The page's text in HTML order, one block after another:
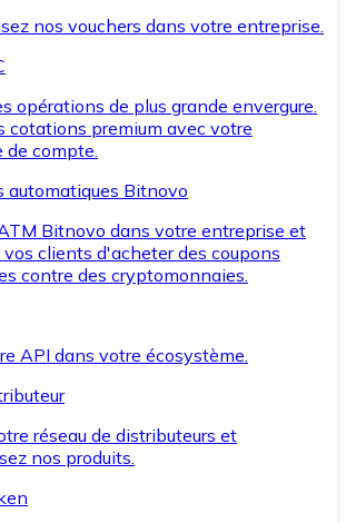
nos vouchers dans votre entreprise.
opérations de plus grande envergure.
cotations premium avec votre
de compte.
automatiques Bitnovo
Bitnovo dans votre entreprise et
clients d'acheter des coupons
contre des cryptomonnaies.
API dans votre écosystème.
réseau de distributeurs et
nos produits.